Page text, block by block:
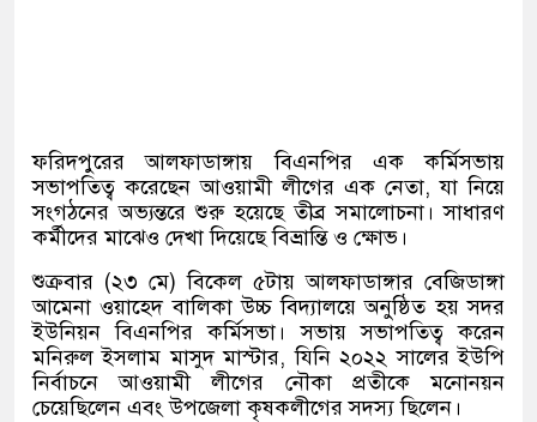
ফরিদপুরের আলফাডাঙ্গায় বিএনপির এক কর্মিসভায়
সভাপতিত্ব করেছেন আওয়ামী লীগের এক নেতা, যা নিয়ে
সংগঠনের অভ্যন্তরে শুরু হয়েছে তীব্র সমালোচনা। সাধারণ
কর্মীদের মাঝেও দেখা দিয়েছে বিভ্রান্তি ও ক্ষোভ।
শুক্রবার (২৩ মে) বিকেল ৫টায় আলফাডাঙ্গার বেজিডাঙ্গা
আমেনা ওয়াহেদ বালিকা উচ্চ বিদ্যালয়ে অনুষ্ঠিত হয় সদর
ইউনিয়ন বিএনপির কর্মিসভা। সভায় সভাপতিত্ব করেন
মনিরুল ইসলাম মাসুদ মাস্টার, যিনি ২০২২ সালের ইউপি
নির্বাচনে আওয়ামী লীগের নৌকা প্রতীকে মনোনয়ন
চেয়েছিলেন এবং উপজেলা কৃষকলীগের সদস্য ছিলেন।